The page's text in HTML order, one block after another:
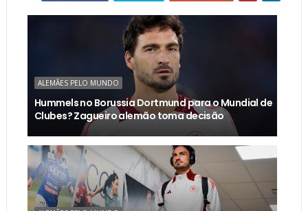
ALEMÃES PELO MUNDO
Hummels no Borussia Dortmund para o Mundial de
Clubes? Zagueiro alemão toma decisão